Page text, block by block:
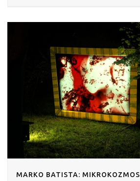
MARKO BATISTA: MIKROKOZMOS